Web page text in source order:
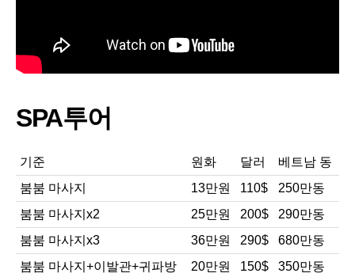
SPA투어
기준 원화 달러
베트남 동
붐붐 마사지
13만원 110$
250만동
붐붐 마사지x2
25만원 200$
290만동
붐붐 마사지x3
36만원 290$
680만동
붐붐 마사지+이발관+귀파방
20만원 150$ 350만동